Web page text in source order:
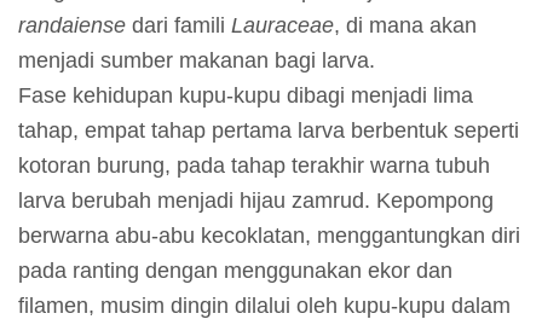
i
a
P
e
m
b
e
l
a
randaiense dari famili Lauraceae, di mana akan
menjadi sumber makanan bagi larva.
Fase kehidupan kupu-kupu dibagi menjadi lima
tahap, empat tahap pertama larva berbentuk seperti
kotoran burung, pada tahap terakhir warna tubuh
larva berubah menjadi hijau zamrud. Kepompong
berwarna abu-abu kecoklatan, menggantungkan diri
pada ranting dengan menggunakan ekor dan
filamen, musim dingin dilalui oleh kupu-kupu dalam